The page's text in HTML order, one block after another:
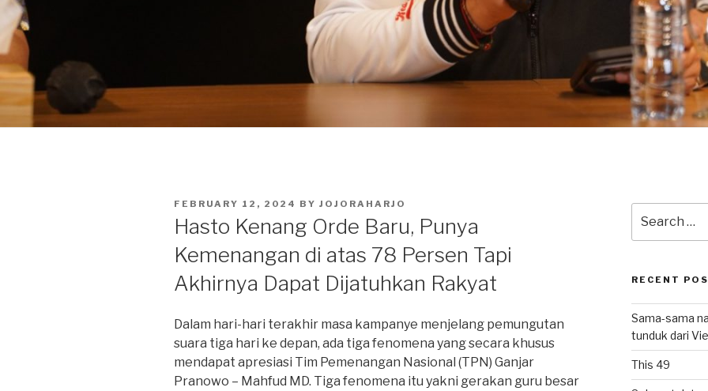
POSTED
FEBRUARY 12, 2024 BY JOJORAHARJO
Hasto Kenang Orde Baru, Punya
Kemenangan di atas 78 Persen Tapi
Akhirnya Dapat Dijatuhkan Rakyat
Dalam hari-hari terakhir masa kampanye menjelang pemungutan
suara tiga hari ke depan, ada tiga fenomena yang secara khusus
mendapat apresiasi Tim Pemenangan Nasional (TPN) Ganjar
Pranowo – Mahfud MD. Tiga fenomena itu yakni gerakan guru besar
for:
RECENT
Sama-sama
tunduk dari
This 49